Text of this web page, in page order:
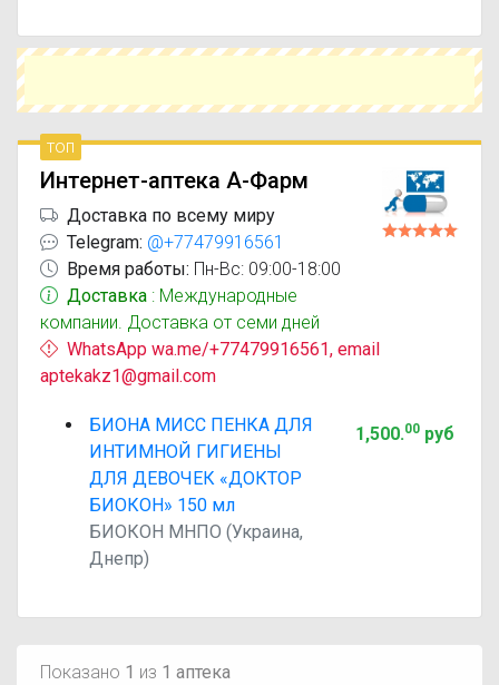
Чтобы купить Биона Мисс в ближайшей аптеке,
укажите свой город и сравните предложения.
оптимальный вариант по цене и наличию.
топ
Интернет-аптека А-Фарм
Доставка по всему миру
Telegram: @+77479916561
Время работы: Пн-Вс: 09:00-18:00
Доставка : Международные
компании. Доставка от семи дней
WhatsApp wa.me/+77479916561, email
aptekakz1@gmail.com
БИОНА МИСС ПЕНКА ДЛЯ
ИНТИМНОЙ ГИГИЕНЫ
ДЛЯ ДЕВОЧЕК «ДОКТОР
БИОКОН» 150 мл
БИОКОН МНПО (Украина,
Днепр)
1,500.00руб
Показано 1 из 1 аптека